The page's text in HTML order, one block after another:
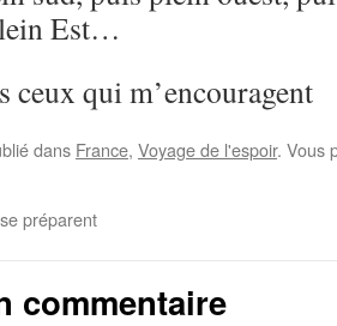
Est…
ceux qui m’encouragent
dans France, Voyage de l'espoir. Vous
préparent
commentaire